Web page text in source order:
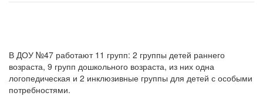
В ДОУ №47 работают 11 групп: 2 группы детей раннего
возраста, 9 групп дошкольного возраста, из них одна
логопедическая и 2 инклюзивные группы для детей с особыми
потребностями.